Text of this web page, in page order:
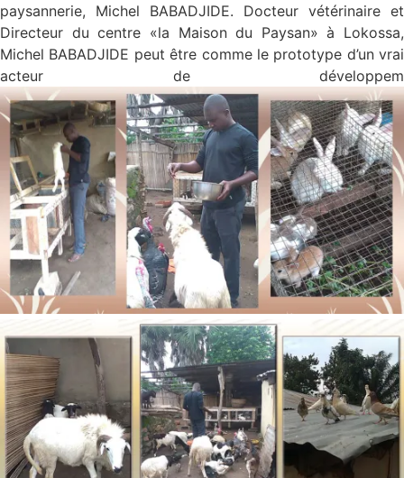
paysannerie, Michel BABADJIDE. Docteur vétérinaire et
Directeur du centre «la Maison du Paysan» à Lokossa,
Michel BABADJIDE peut être comme le prototype d’un vrai
acteur de développem